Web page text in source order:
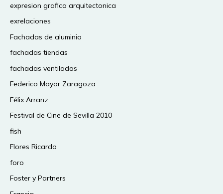
expresion grafica arquitectonica
exrelaciones
Fachadas de aluminio
fachadas tiendas
fachadas ventiladas
Federico Mayor Zaragoza
Félix Arranz
Festival de Cine de Sevilla 2010
fish
Flores Ricardo
foro
Foster y Partners